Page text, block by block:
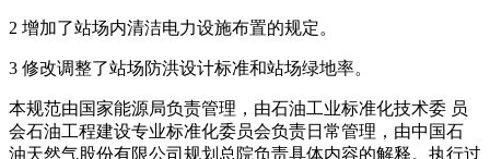
2 增加了站场内清洁电力设施布置的规定。
3 修改调整了站场防洪设计标准和站场绿地率。
本规范由国家能源局负责管理，由石油工业标准化技术委 员
会石油工程建设专业标准化委员会负责日常管理，由中国石
油天然气股份有限公司规划总院负责具体内容的解释。执行过